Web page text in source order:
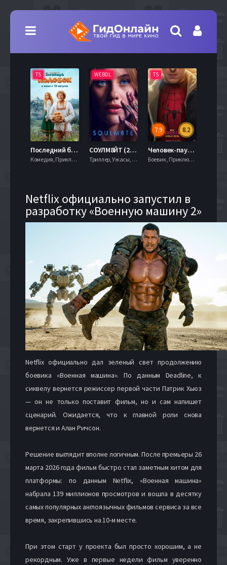
TS
Последний богатырь. Колобок (2026)
Комедия, Приключения, Фэнтези,
WEBDL
СОУЛМ8ЙТ (2026)
Триллер, Ужасы, Фантастика,
TS
8.2
7.9
Человек-паук: Новый день (2026)
Боевик , Приключения, Фантастика, Фэнтези,
Netflix официально запустил в
разработку «Военную машину 2»
Netflix официально дал зеленый свет продолжению
боевика «Военная машина». По данным Deadline, к
сиквелу вернется режиссер первой части Патрик Хьюз
— он не только поставит фильм, но и сам напишет
сценарий. Ожидается, что к главной роли снова
вернется и Алан Ричсон.
Решение выглядит вполне логичным. После премьеры 26
марта 2026 года фильм быстро стал заметным хитом для
платформы: по данным Netflix, «Военная машина»
набрала 139 миллионов просмотров и вошла в десятку
самых популярных англоязычных фильмов сервиса за все
время, закрепившись на 10-м месте.
При этом старт у проекта был просто хорошим, а не
рекордным. Уже в первые недели фильм уверенно